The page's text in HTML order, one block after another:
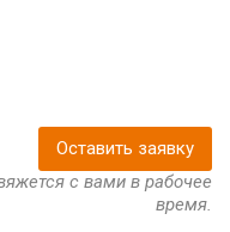
Оставить заявку
с вами в рабочее
время.